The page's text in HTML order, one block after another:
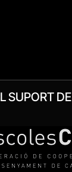
SUPORT DE